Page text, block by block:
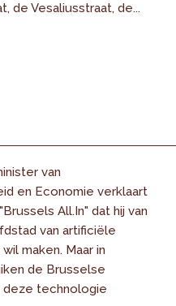
de Vesaliusstraat, de...
van
en Economie verklaart
All.In" dat hij van
van artificiële
maken. Maar in
de Brusselse
deze technologie